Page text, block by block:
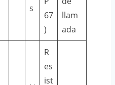
s
67
)
llam
ada
R
es
ist